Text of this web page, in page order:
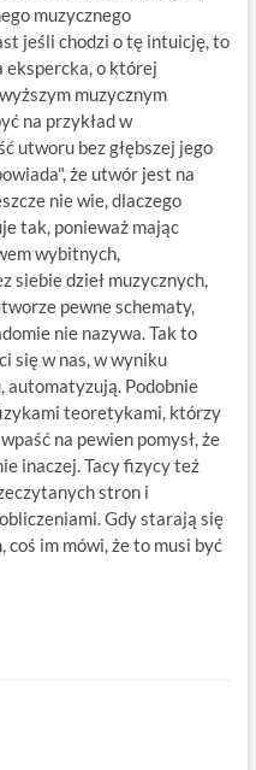
muzycznego
jeśli chodzi o tę intuicję, to
ekspercka, o której
muzycznym
na przykład w
utworu bez głębszej jego
że utwór jest na
nie wie, dlaczego
tak, ponieważ mając
wybitnych,
siebie dzieł muzycznych,
pewne schematy,
nie nazywa. Tak to
się w nas, w wyniku
automatyzują. Podobnie
teoretykami, którzy
na pewien pomysł, że
inaczej. Tacy fizycy też
stron i
Gdy starają się
im mówi, że to musi być